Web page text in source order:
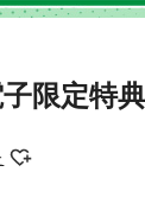
限定特